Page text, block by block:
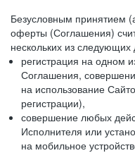
Безусловным принятием
оферты (Соглашения)
нескольких из следующих
регистрация на одном
Соглашения,
на использование
регистрации),
совершение любых
Исполнителя или
на мобильное